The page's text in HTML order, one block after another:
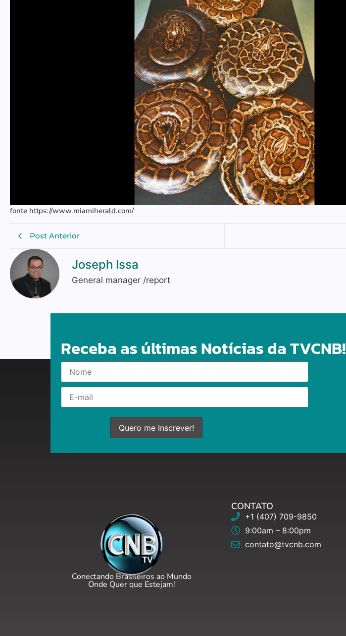
fonte https://www.miamiherald.com/
Post Anterior
Joseph Issa
General manager /report
Receba as últimas Notícias da TVCNB!
Conectando Brasileiros ao Mundo
Onde Quer que Estejam!
CONTATO
+1 (407) 709-9850
9:00am – 8:00pm
contato@tvcnb.com